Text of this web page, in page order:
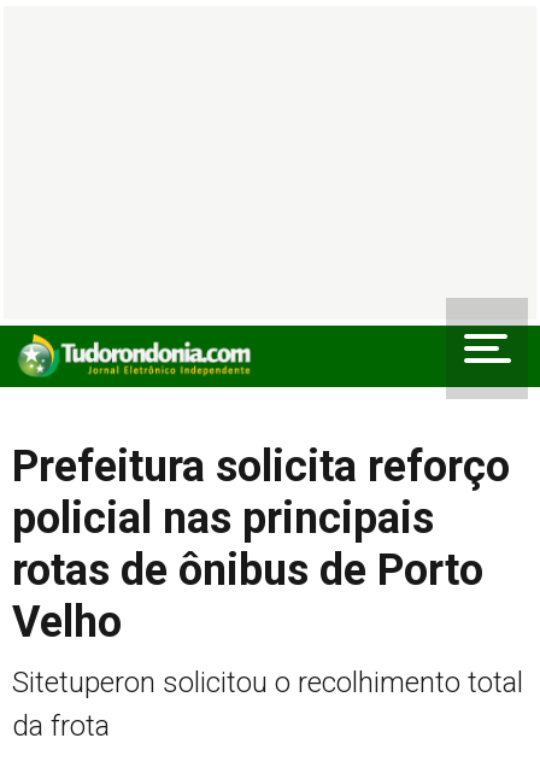
Prefeitura solicita reforço
policial nas principais
rotas de ônibus de Porto
Velho
Sitetuperon solicitou o recolhimento total
da frota